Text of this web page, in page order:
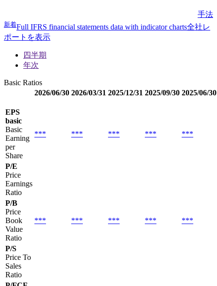
手法
新着Full IFRS financial statements data with indicator charts全社レ
ポートを表示
四半期
年次
Basic Ratios
2026/06/30 2026/03/31 2025/12/31 2025/09/30 2025/06/30
EPS
basic
Basic
Earning
per
Share
*** *** *** *** ***
P/E
Price
Earnings
Ratio
P/B
Price
Book
Value
Ratio
*** *** *** *** ***
P/S
Price To
Sales
Ratio